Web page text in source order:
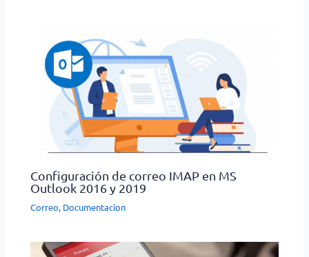
Configuración de correo IMAP en MS
Outlook 2016 y 2019
Correo, Documentacion